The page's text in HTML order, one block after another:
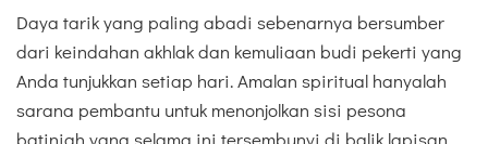
Daya tarik yang paling abadi sebenarnya bersumber
dari keindahan akhlak dan kemuliaan budi pekerti yang
Anda tunjukkan setiap hari. Amalan spiritual hanyalah
sarana pembantu untuk menonjolkan sisi pesona